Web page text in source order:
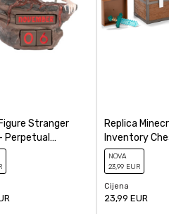
Stranger
Perpetual
Demogorgon
Replica
Inventory
NOVA
23,99 EUR
Cijena
23,99 EUR